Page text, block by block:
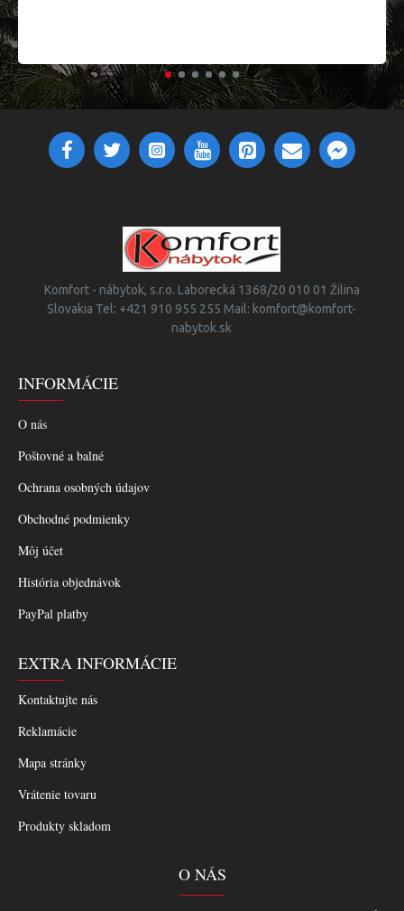
Komfort - nábytok, s.r.o. Laborecká 1368/20 010 01 Žilina
Slovakia Tel: +421 910 955 255 Mail: komfort@komfort-
nabytok.sk
INFORMÁCIE
O nás
Poštovné a balné
Ochrana osobných údajov
Obchodné podmienky
Môj účet
História objednávok
PayPal platby
EXTRA INFORMÁCIE
Kontaktujte nás
Reklamácie
Mapa stránky
Vrátenie tovaru
Produkty skladom
O NÁS